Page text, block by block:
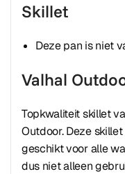
Skillet
Deze pan is niet
Valhal
Topkwaliteit skillet
Outdoor. Deze
geschikt voor alle
dus niet alleen